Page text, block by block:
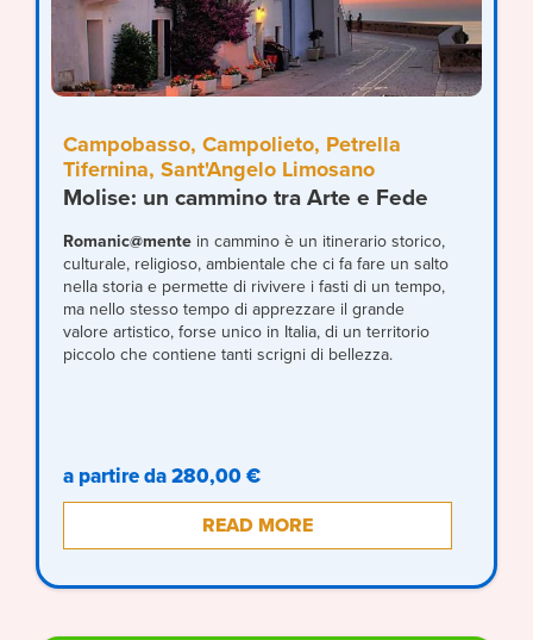
Campobasso, Campolieto, Petrella
Tifernina, Sant'Angelo Limosano
Molise: un cammino tra Arte e Fede
Romanic@mente in cammino è un itinerario storico,
culturale, religioso, ambientale che ci fa fare un salto
nella storia e permette di rivivere i fasti di un tempo,
ma nello stesso tempo di apprezzare il grande
valore artistico, forse unico in Italia, di un territorio
piccolo che contiene tanti scrigni di bellezza.
a partire da 280,00 €
READ MORE